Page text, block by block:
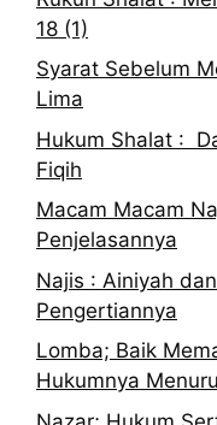
18 (1)
Syarat Sebelum
Lima
Hukum Shalat :
Fiqih
Macam Macam
Penjelasannya
Najis : Ainiyah
Pengertiannya
Lomba; Baik
Hukumnya